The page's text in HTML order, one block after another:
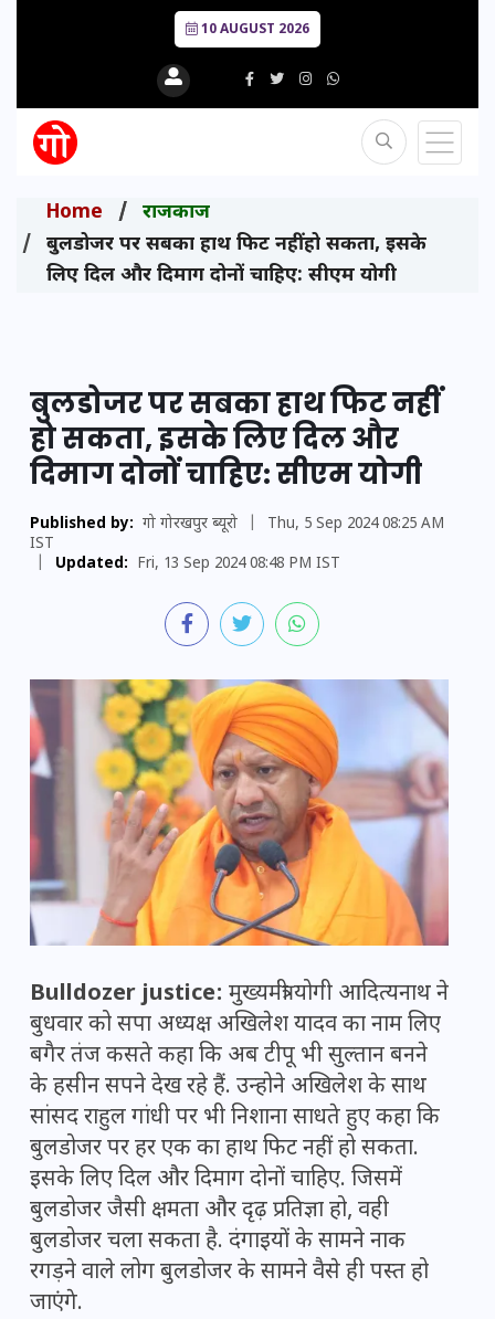
10 AUGUST 2026
Home
राजकाज
बुलडोजर पर सबका हाथ फिट नहीं हो सकता, इसके
लिए दिल और दिमाग दोनों चाहिए: सीएम योगी
बुलडोजर पर सबका हाथ फिट नहीं
हो सकता, इसके लिए दिल और
दिमाग दोनों चाहिए: सीएम योगी
Published by: गो गोरखपुर ब्यूरो
Thu, 5 Sep 2024 08:25 AM
IST
Updated: Fri, 13 Sep 2024 08:48 PM IST
Bulldozer justice: मुख्यमंत्री योगी आदित्यनाथ ने
बुधवार को सपा अध्यक्ष अखिलेश यादव का नाम लिए
बगैर तंज कसते कहा कि अब टीपू भी सुल्तान बनने
के हसीन सपने देख रहे हैं. उन्होने अखिलेश के साथ
सांसद राहुल गांधी पर भी निशाना साधते हुए कहा कि
बुलडोजर पर हर एक का हाथ फिट नहीं हो सकता.
इसके लिए दिल और दिमाग दोनों चाहिए. जिसमें
बुलडोजर जैसी क्षमता और दृढ़ प्रतिज्ञा हो, वही
बुलडोजर चला सकता है. दंगाइयों के सामने नाक
रगड़ने वाले लोग बुलडोजर के सामने वैसे ही पस्त हो
जाएंगे.